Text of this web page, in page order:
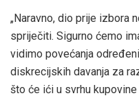
„Naravno, dio prije izbora
spriječiti. Sigurno ćemo
vidimo povećanja
diskrecijskih davanja za
što će ići u svrhu